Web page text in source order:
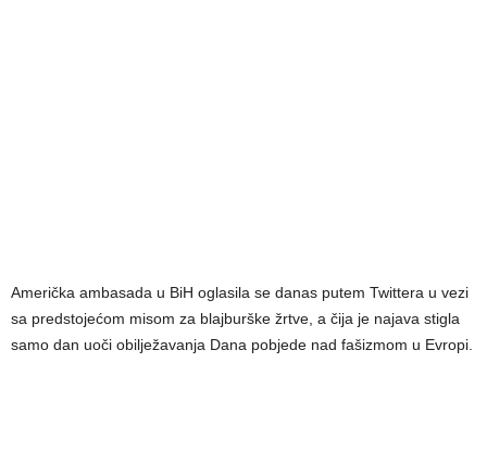
Američka ambasada u BiH oglasila se danas putem Twittera u vezi
sa predstojećom misom za blajburške žrtve, a čija je najava stigla
samo dan uoči obilježavanja Dana pobjede nad fašizmom u Evropi.